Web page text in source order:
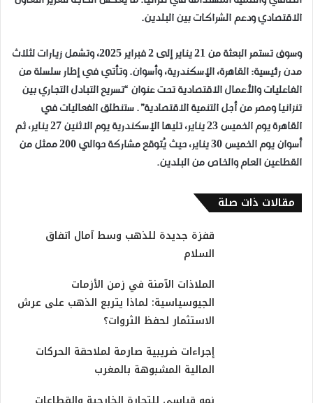
الاقتصادي ودعم الشراكات بين البلدين.
وسوف تستمر البعثة من 21 يناير إلى 2 فبراير 2025، وتشمل زيارات لثلاث
مدن رئيسية: القاهرة، الإسكندرية، وأسوان. وتأتي في إطار سلسلة من
الفاعليات والأعمال الاقتصادية تحت عنوان “تسريع التبادل التجاري بين
تنزانيا ومصر من أجل التنمية الاقتصادية”. ستنطلق الفعاليات في
القاهرة يوم الخميس 23 يناير، تليها الإسكندرية يوم الاثنين 27 يناير، ثم
أسوان يوم الخميس 30 يناير، حيث يُتوقع مشاركة حوالي 200 ممثل من
القطاعين العام والخاص من البلدين.
مقالات ذات صلة
قفزة جديدة للذهب وسط آمال اتفاق
السلام
الملاذات الآمنة في زمن الأزمات
الجيوسياسية: لماذا يتربع الذهب على عرش
الاستثمار لحفظ الثروات؟
إجراءات ضريبية صارمة لملاحقة الحركات
المالية المشبوهة بالمغرب